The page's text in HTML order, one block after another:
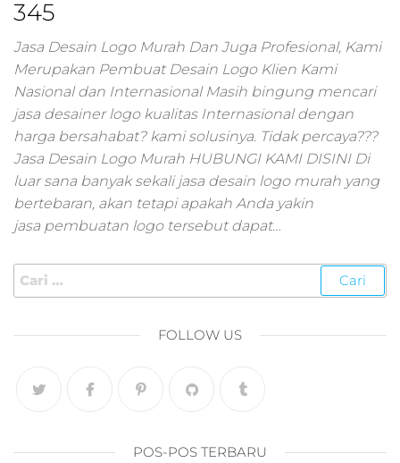
pemasaran
smm,media
digital,jasa digital
marketing
terbaik,marketing
online offline,jasa
digital marketing
murah,marketing
digital
digital,digital
marketing untuk
umkm,digital
umkm,pemasaran
digital
345
Jasa Desain Logo Murah Dan Juga Profesional, Kami
Merupakan Pembuat Desain Logo Klien Kami
Nasional dan Internasional Masih bingung mencari
jasa desainer logo kualitas Internasional dengan
harga bersahabat? kami solusinya. Tidak percaya???
Jasa Desain Logo Murah HUBUNGI KAMI DISINI Di
luar sana banyak sekali jasa desain logo murah yang
bertebaran, akan tetapi apakah Anda yakin
jasa pembuatan logo tersebut dapat…
FOLLOW US
POS-POS TERBARU